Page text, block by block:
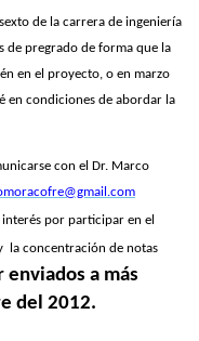
de la carrera de ingeniería
de pregrado de forma que la
en el proyecto, o en marzo
en condiciones de abordar la
con el Dr. Marco
por participar en el
la concentración de notas
enviados a más
del 2012.